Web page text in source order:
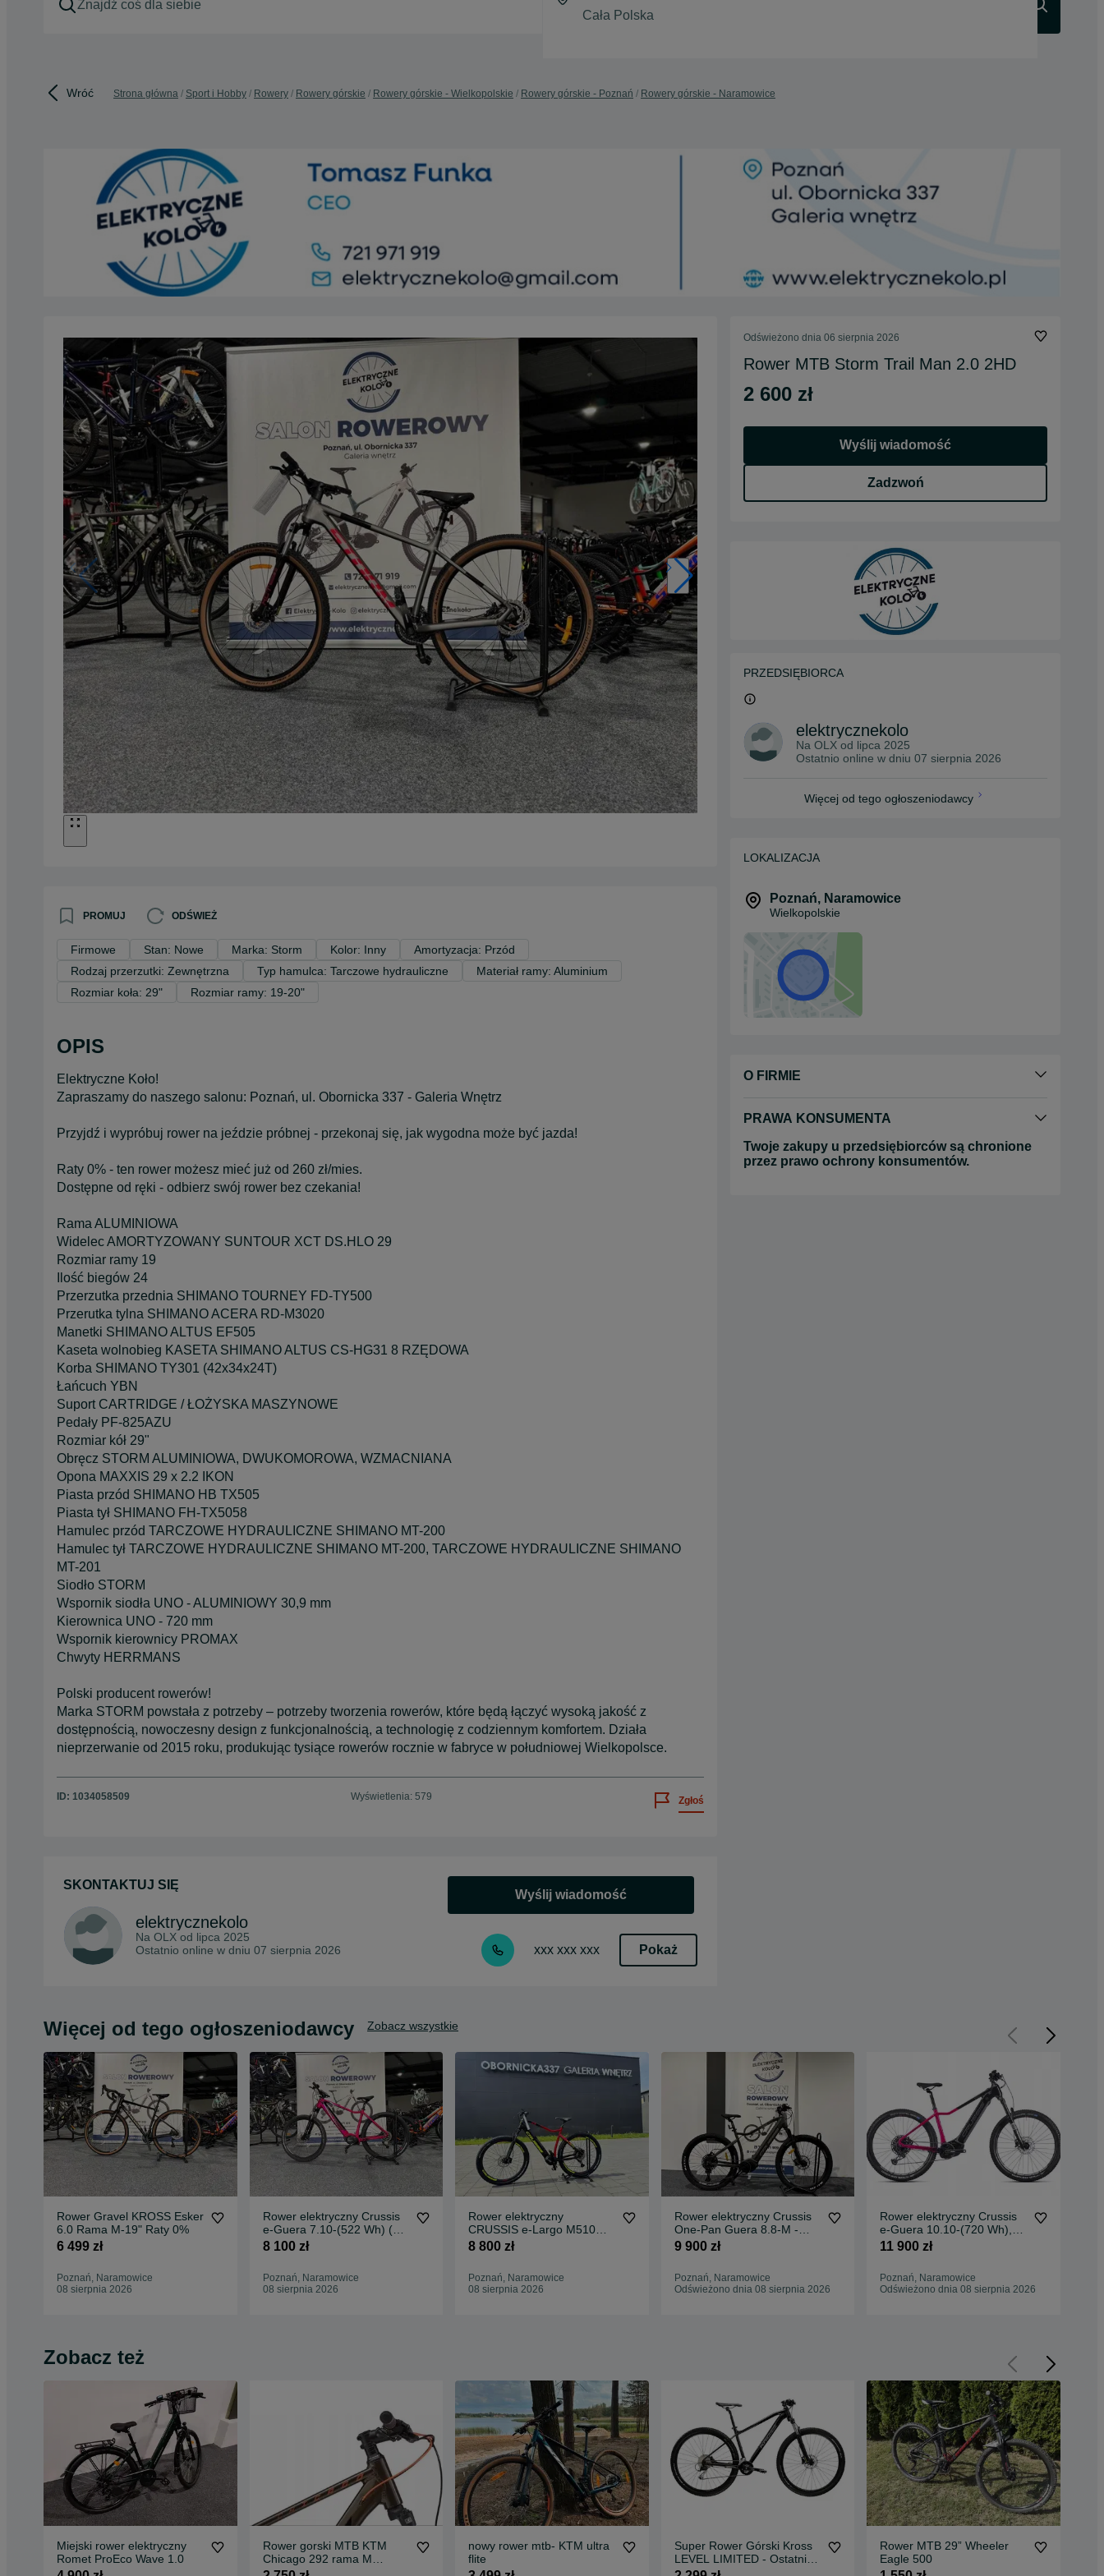
Wróć Strona główna Sport i Hobby Rowery Rowery górskie Rowery górskie - Wielkopolskie Rowery górskie - Poznań Rowery górskie - Naramowice
PROMUJ ODŚWIEŻ
Firmowe Stan: Nowe Marka: Storm Kolor: Inny
Amortyzacja: Przód
Rodzaj przerzutki: Zewnętrzna
Typ hamulca: Tarczowe hydrauliczne
Materiał ramy: Aluminium
Rozmiar koła: 29"
Rozmiar ramy: 19-20"
OPIS
Elektryczne Koło!
Zapraszamy do naszego salonu: Poznań, ul. Obornicka 337 - Galeria Wnętrz
Przyjdź i wypróbuj rower na jeździe próbnej - przekonaj się, jak wygodna może być jazda!
Raty 0% - ten rower możesz mieć już od 260 zł/mies.
Dostępne od ręki - odbierz swój rower bez czekania!
Rama ALUMINIOWA
Widelec AMORTYZOWANY SUNTOUR XCT DS.HLO 29
Rozmiar ramy 19
Ilość biegów 24
Przerzutka przednia SHIMANO TOURNEY FD-TY500
Przerutka tylna SHIMANO ACERA RD-M3020
Manetki SHIMANO ALTUS EF505
Kaseta wolnobieg KASETA SHIMANO ALTUS CS-HG31 8 RZĘDOWA
Korba SHIMANO TY301 (42x34x24T)
Łańcuch YBN
Suport CARTRIDGE / ŁOŻYSKA MASZYNOWE
Pedały PF-825AZU
Rozmiar kół 29"
Obręcz STORM ALUMINIOWA, DWUKOMOROWA, WZMACNIANA
Opona MAXXIS 29 x 2.2 IKON
Piasta przód SHIMANO HB TX505
Piasta tył SHIMANO FH-TX5058
Hamulec przód TARCZOWE HYDRAULICZNE SHIMANO MT-200
Hamulec tył TARCZOWE HYDRAULICZNE SHIMANO MT-200, TARCZOWE HYDRAULICZNE SHIMANO
MT-201
Siodło STORM
Wspornik siodła UNO - ALUMINIOWY 30,9 mm
Kierownica UNO - 720 mm
Wspornik kierownicy PROMAX
Chwyty HERRMANS
Polski producent rowerów!
Marka STORM powstała z potrzeby – potrzeby tworzenia rowerów, które będą łączyć wysoką jakość z
dostępnością, nowoczesny design z funkcjonalnością, a technologię z codziennym komfortem. Działa
nieprzerwanie od 2015 roku, produkując tysiące rowerów rocznie w fabryce w południowej Wielkopolsce.
ID: 1034058509 Wyświetlenia: 579 Zgłoś
SKONTAKTUJ SIĘ
elektrycznekolo
Na OLX od lipca 2025
Ostatnio online w dniu 07 sierpnia 2026
Wyślij wiadomość
xxx xxx xxx Pokaż
Odświeżono dnia 06 sierpnia 2026
Rower MTB Storm Trail Man 2.0 2HD
2 600 zł
Wyślij wiadomość
Zadzwoń
PRZEDSIĘBIORCA
elektrycznekolo
Na OLX od lipca 2025
Ostatnio online w dniu 07 sierpnia 2026
Więcej od tego ogłoszeniodawcy
LOKALIZACJA
Poznań, Naramowice
Wielkopolskie
O FIRMIE
PRAWA KONSUMENTA
Twoje zakupy u przedsiębiorców są chronione
przez prawo ochrony konsumentów.
Więcej od tego ogłoszeniodawcy Zobacz wszystkie
Rower Gravel KROSS Esker
6.0 Rama M-19" Raty 0%
6 499 zł
Poznań, Naramowice
08 sierpnia 2026
Rower elektryczny Crussis
e-Guera 7.10-(522 Wh) (19)
Raty 0%
8 100 zł
Poznań, Naramowice
08 sierpnia 2026
Rower elektryczny
CRUSSIS e-Largo M510
9.8-M 22" aluminium Raty
8 800 zł
Poznań, Naramowice
08 sierpnia 2026
Rower elektryczny Crussis
One-Pan Guera 8.8-M -
(720 Wh), rama 19"
9 900 zł
Poznań, Naramowice
Odświeżono dnia 08 sierpnia 2026
Rower elektryczny Crussis
e-Guera 10.10-(720 Wh),
rama 19", Obornicka 337,
11 900 zł
Poznań, Naramowice
Odświeżono dnia 08 sierpnia 2026
Zobacz też
Miejski rower elektryczny
Romet ProEco Wave 1.0
Rower gorski MTB KTM
Chicago 292 rama M
hamulce hydrauliczne 24
nowy rower mtb- KTM ultra
flite
Super Rower Górski Kross
LEVEL LIMITED - Ostatnie
sztuki - Wyprzedaż !
Rower MTB 29” Wheeler
Eagle 500